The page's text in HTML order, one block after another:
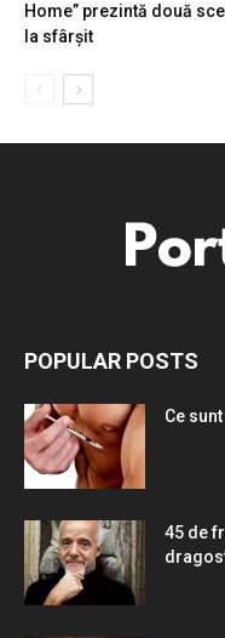
Home” prezintă două
la sfârșit
POPULAR POSTS
Ce
45 de